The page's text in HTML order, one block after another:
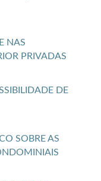
NAS
PRIVADAS
DE
SOBRE AS